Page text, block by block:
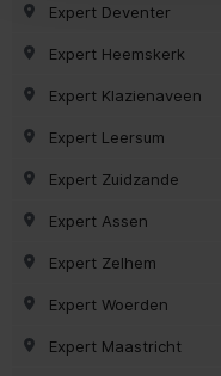
Expert Deventer
Expert Heemskerk
Expert Klazienaveen
Expert Leersum
Expert Zuidzande
Expert Assen
Expert Zelhem
Expert Woerden
Expert Maastricht